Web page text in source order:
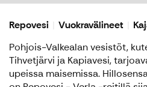
Repovesi Vuokravälineet
Pohjois-Valkealan vesistöt,
Tihvetjärvi ja Kapiavesi,
upeissa maisemissa.